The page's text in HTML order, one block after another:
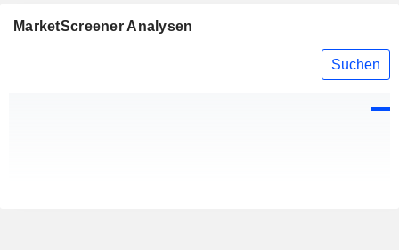
MarketScreener Analysen
Suchen